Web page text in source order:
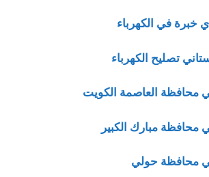
خبرة في الكهرباء
تصليح الكهرباء
محافظة العاصمة الكويت
محافظة مبارك الكبير
محافظة حولي